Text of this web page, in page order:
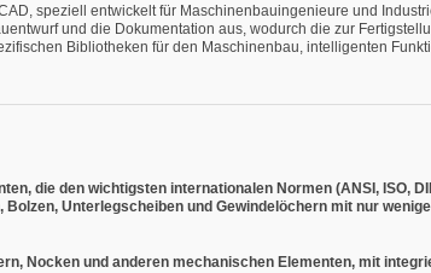
speziell entwickelt für Maschinenbauingenieure und
und die Dokumentation aus, wodurch die zur
Bibliotheken für den Maschinenbau, intelligenten
die den wichtigsten internationalen Normen (ANSI, ISO,
Unterlegscheiben und Gewindelöchern mit nur
Nocken und anderen mechanischen Elementen, mit